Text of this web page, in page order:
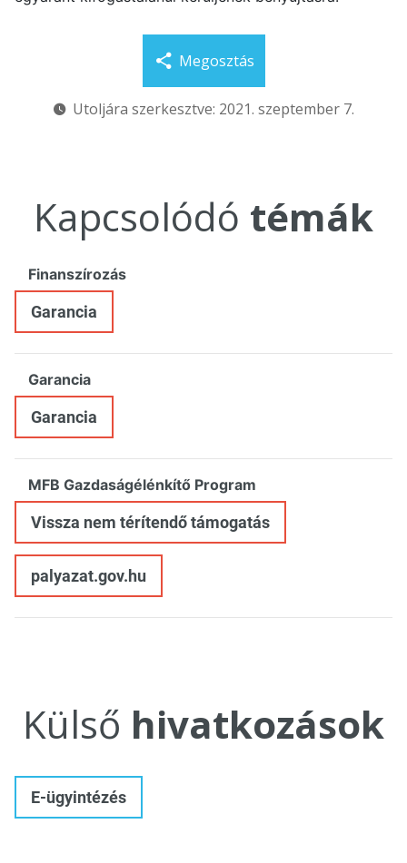
Megosztás
Utoljára szerkesztve: 2021. szeptember 7.
Kapcsolódó témák
Finanszírozás
Garancia
Garancia
Garancia
MFB Gazdaságélénkítő Program
Vissza nem térítendő támogatás
palyazat.gov.hu
Külső hivatkozások
E-ügyintézés